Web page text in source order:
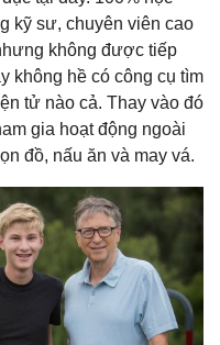
kỹ sư, chuyên viên cao
không được tiếp
không hề có công cụ tìm
tử nào cả. Thay vào đó
gia hoạt động ngoài
đồ, nấu ăn và may vá.